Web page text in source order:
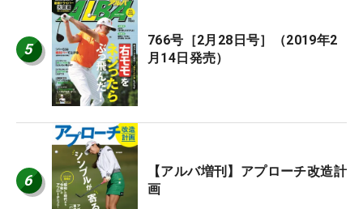
5
766号［2月28日号］（2019年2
月14日発売）
6
【アルバ増刊】アプローチ改造計
画